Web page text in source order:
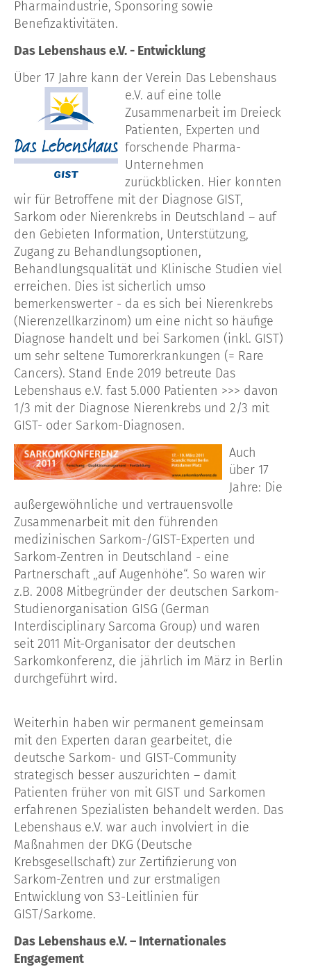
Pharmaindustrie, Sponsoring sowie
Benefizaktivitäten.
Das Lebenshaus e.V. - Entwicklung
Über 17 Jahre kann der Verein Das Lebenshaus
e.V. auf eine tolle
Zusammenarbeit im Dreieck
Patienten, Experten und
forschende Pharma-
Unternehmen
zurückblicken. Hier konnten
wir für Betroffene mit der Diagnose GIST,
Sarkom oder Nierenkrebs in Deutschland – auf
den Gebieten Information, Unterstützung,
Zugang zu Behandlungsoptionen,
Behandlungsqualität und Klinische Studien viel
erreichen. Dies ist sicherlich umso
bemerkenswerter - da es sich bei Nierenkrebs
(Nierenzellkarzinom) um eine nicht so häufige
Diagnose handelt und bei Sarkomen (inkl. GIST)
um sehr seltene Tumorerkrankungen (= Rare
Cancers). Stand Ende 2019 betreute Das
Lebenshaus e.V. fast 5.000 Patienten >>> davon
1/3 mit der Diagnose Nierenkrebs und 2/3 mit
GIST- oder Sarkom-Diagnosen.
Auch
über 17
Jahre: Die
außergewöhnliche und vertrauensvolle
Zusammenarbeit mit den führenden
medizinischen Sarkom-/GIST-Experten und
Sarkom-Zentren in Deutschland - eine
Partnerschaft „auf Augenhöhe“. So waren wir
z.B. 2008 Mitbegründer der deutschen Sarkom-
Studienorganisation GISG (German
Interdisciplinary Sarcoma Group) und waren
seit 2011 Mit-Organisator der deutschen
Sarkomkonferenz, die jährlich im März in Berlin
durchgeführt wird.
Weiterhin haben wir permanent gemeinsam
mit den Experten daran gearbeitet, die
deutsche Sarkom- und GIST-Community
strategisch besser auszurichten – damit
Patienten früher von mit GIST und Sarkomen
erfahrenen Spezialisten behandelt werden. Das
Lebenshaus e.V. war auch involviert in die
Maßnahmen der DKG (Deutsche
Krebsgesellschaft) zur Zertifizierung von
Sarkom-Zentren und zur erstmaligen
Entwicklung von S3-Leitlinien für
GIST/Sarkome.
Das Lebenshaus e.V. – Internationales
Engagement